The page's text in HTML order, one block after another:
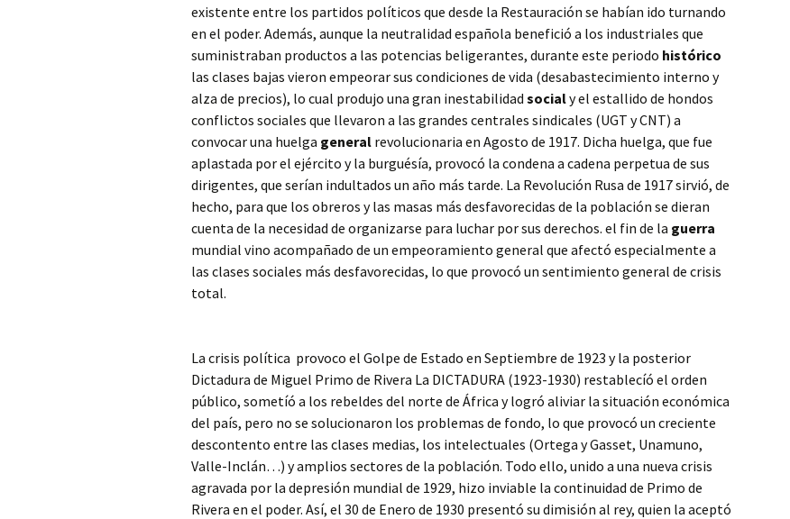
existente entre los partidos políticos que desde la Restauración se habían ido turnando
en el poder. Además, aunque la neutralidad española benefició a los industriales que
suministraban productos a las potencias beligerantes, durante este periodo histórico
las clases bajas vieron empeorar sus condiciones de vida (desabastecimiento interno y
alza de precios), lo cual produjo una gran inestabilidad socialy el estallido de hondos
conflictos sociales que llevaron a las grandes centrales sindicales (UGT y CNT) a
convocar una huelga general revolucionaria en Agosto de 1917. Dicha huelga, que fue
aplastada por el ejército y la burguésía, provocó la condena a cadena perpetua de sus
dirigentes, que serían indultados un año más tarde. La Revolución Rusa de 1917 sirvió, de
hecho, para que los obreros y las masas más desfavorecidas de la población se dieran
cuenta de la necesidad de organizarse para luchar por sus derechos. el fin de la guerra
mundial vino acompañado de un empeoramiento general que afectó especialmente a
las clases sociales más desfavorecidas, lo que provocó un sentimiento general de crisis
total.
La crisis política provoco el Golpe de Estado en Septiembre de 1923 y la posterior
Dictadura de Miguel Primo de Rivera La DICTADURA (1923-1930) restablecíó el orden
público, sometíó a los rebeldes del norte de África y logró aliviar la situación económica
del país, pero no se solucionaron los problemas de fondo, lo que provocó un creciente
descontento entre las clases medias, los intelectuales (Ortega y Gasset, Unamuno,
Valle-Inclán…) y amplios sectores de la población. Todo ello, unido a una nueva crisis
agravada por la depresión mundial de 1929, hizo inviable la continuidad de Primo de
Rivera en el poder. Así, el 30 de Enero de 1930 presentó su dimisión al rey, quien la aceptó